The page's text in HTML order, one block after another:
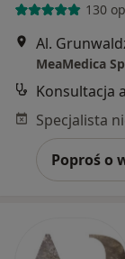
130
Al.
MeaMedica
Konsultacja
Poproś o